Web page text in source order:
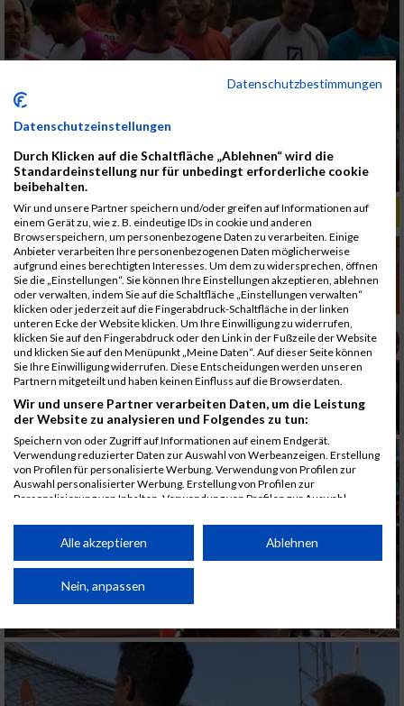
ALBUM B2RUN MÜNCHEN, B2RUN / 16.07.2019
Datenschutzbestimmungen
Datenschutzeinstellungen
Durch Klicken auf die Schaltfläche „Ablehnen“ wird die
Standardeinstellung nur für unbedingt erforderliche cookie
beibehalten.
Wir und unsere Partner speichern und/oder greifen auf Informationen auf
einem Gerät zu, wie z. B. eindeutige IDs in cookie und anderen
Browserspeichern, um personenbezogene Daten zu verarbeiten. Einige
Anbieter verarbeiten Ihre personenbezogenen Daten möglicherweise
aufgrund eines berechtigten Interesses. Um dem zu widersprechen, öffnen
Sie die „Einstellungen“. Sie können Ihre Einstellungen akzeptieren, ablehnen
oder verwalten, indem Sie auf die Schaltfläche „Einstellungen verwalten“
klicken oder jederzeit auf die Fingerabdruck-Schaltfläche in der linken
unteren Ecke der Website klicken. Um Ihre Einwilligung zu widerrufen,
klicken Sie auf den Fingerabdruck oder den Link in der Fußzeile der Website
und klicken Sie auf den Menüpunkt „Meine Daten“. Auf dieser Seite können
Sie Ihre Einwilligung widerrufen. Diese Entscheidungen werden unseren
Partnern mitgeteilt und haben keinen Einfluss auf die Browserdaten.
Wir und unsere Partner verarbeiten Daten, um die Leistung
der Website zu analysieren und Folgendes zu tun:
Speichern von oder Zugriff auf Informationen auf einem Endgerät.
Verwendung reduzierter Daten zur Auswahl von Werbeanzeigen. Erstellung
von Profilen für personalisierte Werbung. Verwendung von Profilen zur
Auswahl personalisierter Werbung. Erstellung von Profilen zur
Personalisierung von Inhalten. Verwendung von Profilen zur Auswahl
Performance von Inhalten. Analyse von Zielgruppen durch Statistiken oder
Kombinationen von Daten aus verschiedenen Quellen. Entwicklung und
von Inhalten.
Daten können außerhalb der Europäischen Union weitergegeben und in die
Website/App.
Partnerliste anzeigen (1 IAB-Anbieter)
Wir nutzen Ihre Daten für folgende Zwecke:
Alle akzeptieren Ablehnen
Nein, anpassen